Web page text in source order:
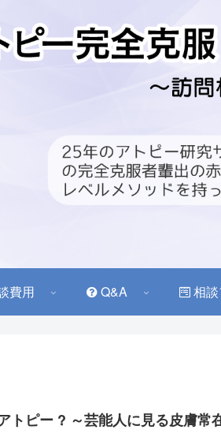
費用 Q&A 相
トピー ? ～芸能人に見る皮膚常